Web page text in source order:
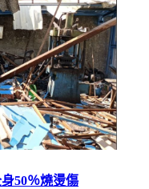
50％燒燙傷